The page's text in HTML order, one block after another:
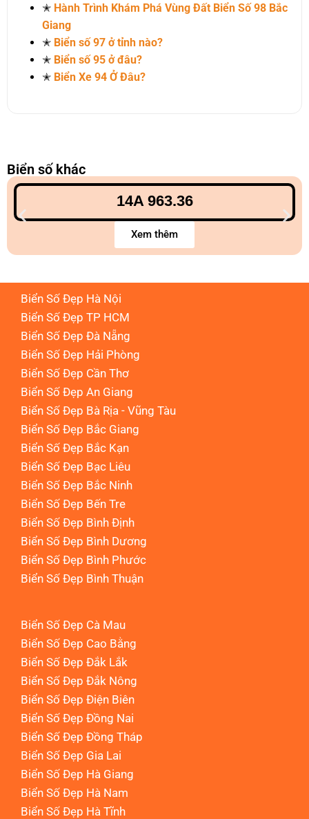
✭ Hành Trình Khám Phá Vùng Đất Biển Số 98 Bắc
Giang
✭ Biển số 97 ở tỉnh nào?
✭ Biển số 95 ở đâu?
✭ Biển Xe 94 Ở Đâu?
Biển số khác
14A 963.36
Xem thêm
Biển Số Đẹp Hà Nội
Biển Số Đẹp TP HCM
Biển Số Đẹp Đà Nẵng
Biển Số Đẹp Hải Phòng
Biển Số Đẹp Cần Thơ
Biển Số Đẹp An Giang
Biển Số Đẹp Bà Rịa - Vũng Tàu
Biển Số Đẹp Bắc Giang
Biển Số Đẹp Bắc Kạn
Biển Số Đẹp Bạc Liêu
Biển Số Đẹp Bắc Ninh
Biển Số Đẹp Bến Tre
Biển Số Đẹp Bình Định
Biển Số Đẹp Bình Dương
Biển Số Đẹp Bình Phước
Biển Số Đẹp Bình Thuận
Biển Số Đẹp Cà Mau
Biển Số Đẹp Cao Bằng
Biển Số Đẹp Đắk Lắk
Biển Số Đẹp Đắk Nông
Biển Số Đẹp Điện Biên
Biển Số Đẹp Đồng Nai
Biển Số Đẹp Đồng Tháp
Biển Số Đẹp Gia Lai
Biển Số Đẹp Hà Giang
Biển Số Đẹp Hà Nam
Biển Số Đẹp Hà Tĩnh